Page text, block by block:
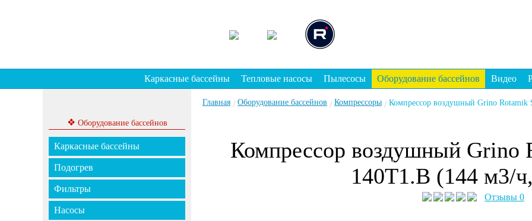
Каркасные бассейны Тепловые насосы Пылесосы Оборудование бассейнов Видео
❖ Оборудование бассейнов
Каркасные бассейны
Подогрев
Фильтры
Насосы
Главная / Оборудование бассейнов / Компрессоры / Компрессор воздушный Grino
Компрессор воздушный Grino
140Т1.В (144 м3/
Отзывы 0